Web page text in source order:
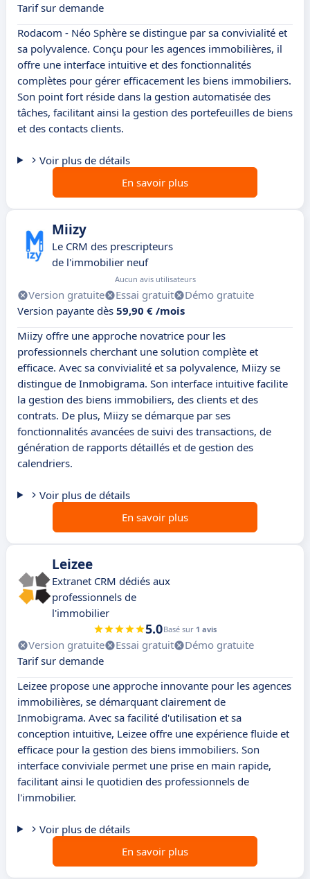
Tarif sur demande
Rodacom - Néo Sphère se distingue par sa convivialité et
sa polyvalence. Conçu pour les agences immobilières, il
offre une interface intuitive et des fonctionnalités
complètes pour gérer efficacement les biens immobiliers.
Son point fort réside dans la gestion automatisée des
tâches, facilitant ainsi la gestion des portefeuilles de biens
et des contacts clients.
Voir plus de détails
En savoir plus
Miizy
Le CRM des prescripteurs
de l'immobilier neuf
Aucun avis utilisateurs
Version gratuite Essai gratuit
Démo gratuite
Version payante dès 59,90 € /mois
Miizy offre une approche novatrice pour les
professionnels cherchant une solution complète et
efficace. Avec sa convivialité et sa polyvalence, Miizy se
distingue de Inmobigrama. Son interface intuitive facilite
la gestion des biens immobiliers, des clients et des
contrats. De plus, Miizy se démarque par ses
fonctionnalités avancées de suivi des transactions, de
génération de rapports détaillés et de gestion des
calendriers.
Voir plus de détails
En savoir plus
Leizee
Extranet CRM dédiés aux
professionnels de
l'immobilier
5.0Basé sur 1 avis
Version gratuite Essai gratuit
Démo gratuite
Tarif sur demande
Leizee propose une approche innovante pour les agences
immobilières, se démarquant clairement de
Inmobigrama. Avec sa facilité d'utilisation et sa
conception intuitive, Leizee offre une expérience fluide et
efficace pour la gestion des biens immobiliers. Son
interface conviviale permet une prise en main rapide,
facilitant ainsi le quotidien des professionnels de
l'immobilier.
Voir plus de détails
En savoir plus